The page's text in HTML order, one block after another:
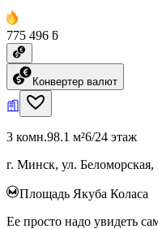
775 496 ƃ
Конвертер валют
3 комн.98.1 м²6/24 этаж
г. Минск, ул. Беломорская,
Площадь Якуба Коласа
Ее просто надо увидеть